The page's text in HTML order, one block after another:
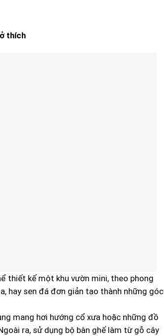
thích
thiết kế một khu vườn mini, theo phong
hay sen đá đơn giản tạo thành những góc
mang hơi hướng cổ xưa hoặc những đồ
ra, sử dụng bộ bàn ghế làm từ gỗ cây